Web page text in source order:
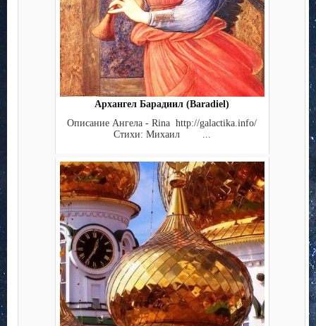
Архангел Барадиил (Baradiel)
Описание Ангела - Rina http://galactika.info/
Стихи: Михаил ...